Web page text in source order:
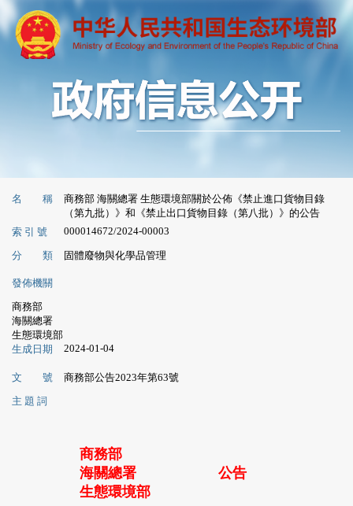
名 稱
商務部 海關總署 生態環境部關於公佈《禁止進口貨物目錄
（第九批）》和《禁止出口貨物目錄（第八批）》的公告
索 引 號
000014672/2024-00003
分 類 固體廢物與化學品管理
發佈機關
商務部
海關總署
生態環境部
生成日期
2024-01-04
文 號
商務部公告2023年第63號
主 題 詞
商務部
海關總署
生態環境部
公告